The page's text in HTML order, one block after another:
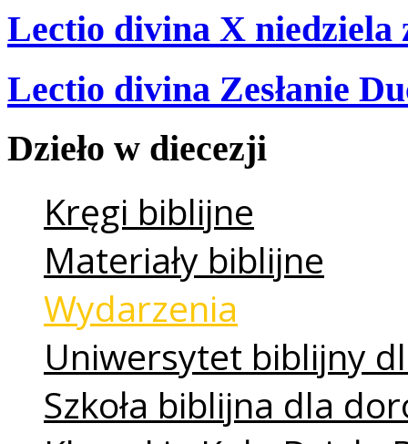
Lectio divina X niedziela
Lectio divina Zesłanie
Dzieło w diecezji
Kręgi biblijne
Materiały biblijne
Wydarzenia
Uniwersytet biblijny
Szkoła biblijna dla